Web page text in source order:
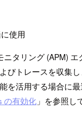
使用
タリング (APM)
トレースを収集
を活用する場合に
の有効化」を参照し